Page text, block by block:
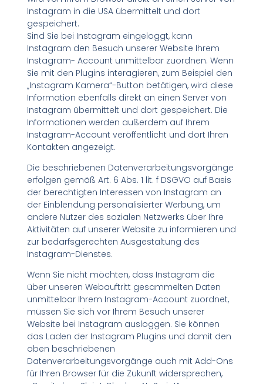
Instagram in die USA übermittelt und dort
gespeichert.
Sind Sie bei Instagram eingeloggt, kann
Instagram den Besuch unserer Website Ihrem
Instagram- Account unmittelbar zuordnen. Wenn
Sie mit den Plugins interagieren, zum Beispiel den
„Instagram Kamera“-Button betätigen, wird diese
Information ebenfalls direkt an einen Server von
Instagram übermittelt und dort gespeichert. Die
Informationen werden außerdem auf Ihrem
Instagram-Account veröffentlicht und dort Ihren
Kontakten angezeigt.
Die beschriebenen Datenverarbeitungsvorgänge
erfolgen gemäß Art. 6 Abs. 1 lit. f DSGVO auf Basis
der berechtigten Interessen von Instagram an
der Einblendung personalisierter Werbung, um
andere Nutzer des sozialen Netzwerks über Ihre
Aktivitäten auf unserer Website zu informieren und
zur bedarfsgerechten Ausgestaltung des
Instagram-Dienstes.
Wenn Sie nicht möchten, dass Instagram die
über unseren Webauftritt gesammelten Daten
unmittelbar Ihrem Instagram-Account zuordnet,
müssen Sie sich vor Ihrem Besuch unserer
Website bei Instagram ausloggen. Sie können
das Laden der Instagram Plugins und damit den
oben beschriebenen
Datenverarbeitungsvorgänge auch mit Add-Ons
für Ihren Browser für die Zukunft widersprechen,